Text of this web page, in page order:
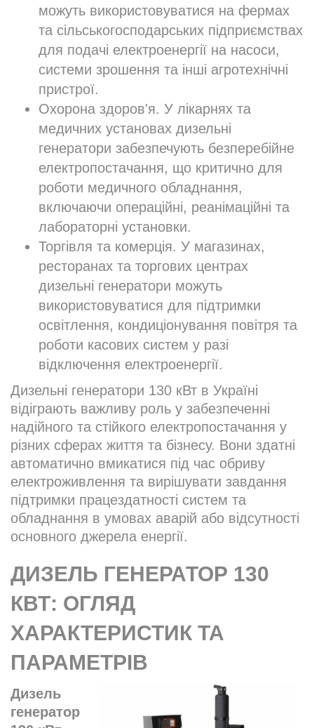
можуть використовуватися на фермах
та сільськогосподарських підприємствах
для подачі електроенергії на насоси,
системи зрошення та інші агротехнічні
пристрої.
Охорона здоров'я. У лікарнях та
медичних установах дизельні
генератори забезпечують безперебійне
електропостачання, що критично для
роботи медичного обладнання,
включаючи операційні, реанімаційні та
лабораторні установки.
Торгівля та комерція. У магазинах,
ресторанах та торгових центрах
дизельні генератори можуть
використовуватися для підтримки
освітлення, кондиціонування повітря та
роботи касових систем у разі
відключення електроенергії.
Дизельні генератори 130 кВт в Україні
відіграють важливу роль у забезпеченні
надійного та стійкого електропостачання у
різних сферах життя та бізнесу. Вони здатні
автоматично вмикатися під час обриву
електроживлення та вирішувати завдання
підтримки працездатності систем та
обладнання в умовах аварій або відсутності
основного джерела енергії.
ДИЗЕЛЬ ГЕНЕРАТОР 130
КВТ: ОГЛЯД
ХАРАКТЕРИСТИК ТА
ПАРАМЕТРІВ
Дизель
генератор